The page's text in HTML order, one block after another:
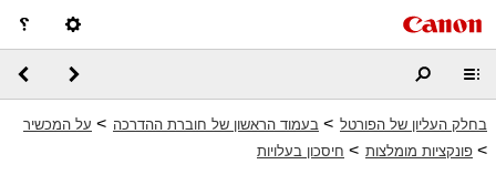
בחלק העליון של הפורטל > בעמוד הראשון של חוברת ההדרכה > על המכשיר
> פונקציות מומלצות > חיסכון בעלויות